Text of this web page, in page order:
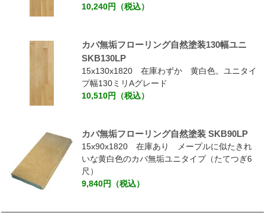
10,240円（税込）
カバ無垢フローリング自然塗装130幅ユニ
SKB130LP
15x130x1820 在庫わずか 黄白色。ユニタイ
プ幅130ミリAグレード
10,510円（税込）
カバ無垢フローリング自然塗装 SKB90LP
15x90x1820 在庫あり メープルに似たきれ
いな黄白色のカバ無垢ユニタイプ（たてつぎ6
尺）
9,840円（税込）